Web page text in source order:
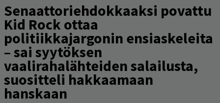
Senaattoriehdokkaaksi povattu
Kid Rock ottaa
politiikkajargonin ensiaskeleita
– sai syytöksen
vaalirahalähteiden salailusta,
suositteli hakkaamaan
hanskaan